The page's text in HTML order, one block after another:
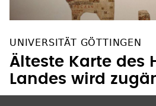
UNIVERSITÄT GÖTTINGEN
Älteste Karte des
Landes wird